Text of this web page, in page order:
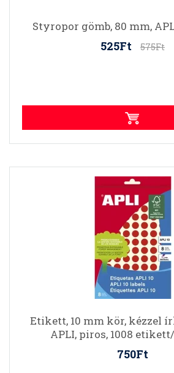
Styropor gömb, 80 mm,
525Ft 575Ft
Etikett, 10 mm kör, kézzel
APLI, piros, 1008
750Ft